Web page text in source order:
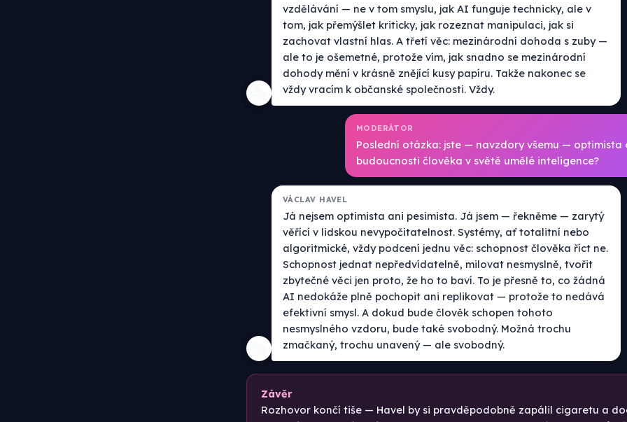
vzdělávání — ne v tom smyslu, jak AI funguje technicky, ale v
tom, jak přemýšlet kriticky, jak rozeznat manipulaci, jak si
zachovat vlastní hlas. A třetí věc: mezinárodní dohoda s zuby —
ale to je ošemetné, protože vím, jak snadno se mezinárodní
dohody mění v krásně znějící kusy papíru. Takže nakonec se
vždy vracím k občanské společnosti. Vždy.
MODERÁTOR
Poslední otázka: jste — navzdory všemu — optimista
budoucnosti člověka v světě umělé inteligence?
VÁCLAV HAVEL
Já nejsem optimista ani pesimista. Já jsem — řekněme — zarytý
věřící v lidskou nevypočitatelnost. Systémy, ať totalitní nebo
algoritmické, vždy podcení jednu věc: schopnost člověka říct ne.
Schopnost jednat nepředvídatelně, milovat nesmyslně, tvořit
zbytečné věci jen proto, že ho to baví. To je přesně to, co žádná
AI nedokáže plně pochopit ani replikovat — protože to nedává
efektivní smysl. A dokud bude člověk schopen tohoto
nesmyslného vzdoru, bude také svobodný. Možná trochu
zmačkaný, trochu unavený — ale svobodný.
Závěr
Rozhovor končí tiše — Havel by si pravděpodobně zapálil cigaretu a